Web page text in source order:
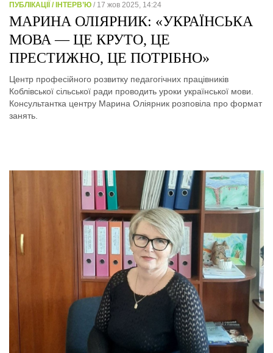
ПУБЛІКАЦІЇ / ІНТЕРВ’Ю / 17 жов 2025, 14:24
МАРИНА ОЛІЯРНИК: «УКРАЇНСЬКА
МОВА — ЦЕ КРУТО, ЦЕ
ПРЕСТИЖНО, ЦЕ ПОТРІБНО»
Центр професійного розвитку педагогічних працівників
Коблівської сільської ради проводить уроки української мови.
Консультантка центру Марина Оліярник розповіла про формат
занять.